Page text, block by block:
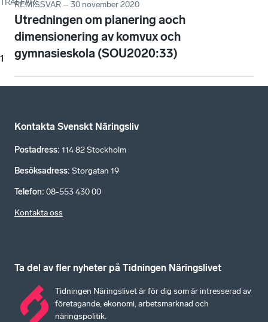
1
REMISSVAR – 30 november 2020
Utredningen om planering aoch
dimensionering av komvux och
gymnasieskola (SOU2020:33)
Kontakta Svenskt Näringsliv
Postadress: 114 82 Stockholm
Besöksadress: Storgatan 19
Telefon: 08-553 430 00
Kontakta oss
Ta del av fler nyheter på Tidningen Näringslivet
Tidningen Näringslivet är för dig som är intresserad av
företagande, ekonomi, arbetsmarknad och
näringspolitik.